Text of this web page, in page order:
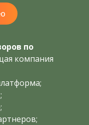
по
компания